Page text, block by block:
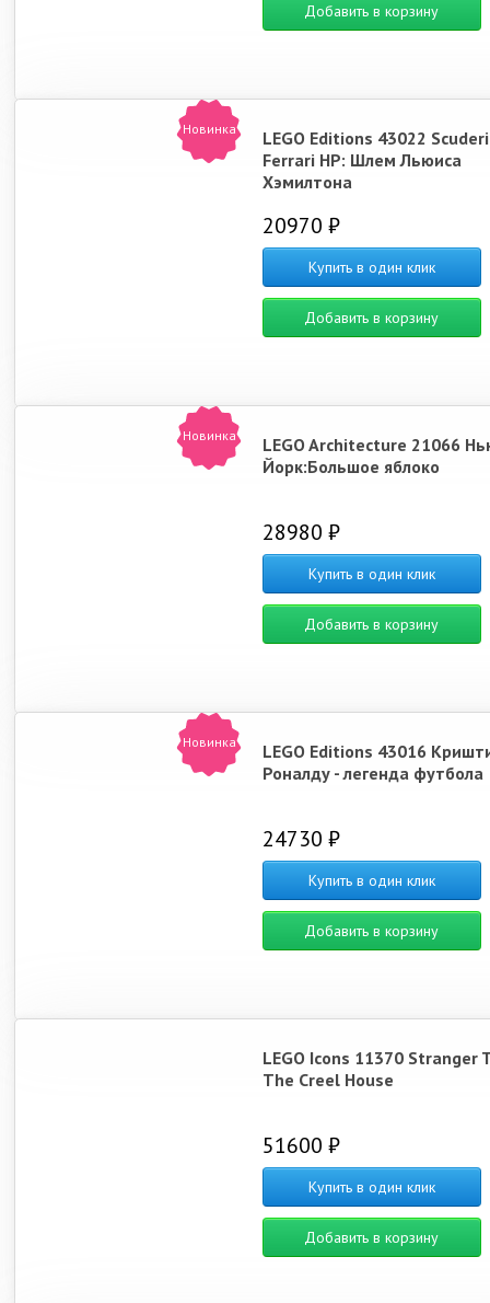
Добавить в корзину
Новинка
LEGO Editions 43022
Ferrari HP: Шлем Льюиса
Хэмилтона
20970 ₽
Купить в один клик
Добавить в корзину
Новинка
LEGO Architecture 21066
Йорк:Большое яблоко
28980 ₽
Купить в один клик
Добавить в корзину
Новинка
LEGO Editions 43016
Роналду - легенда футбола
24730 ₽
Купить в один клик
Добавить в корзину
LEGO Icons 11370 Stranger
The Creel House
51600 ₽
Купить в один клик
Добавить в корзину